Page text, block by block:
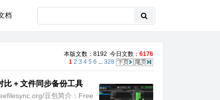
档
本版文数：8192 今日文数： 6176
1 2 3 4 5 6 ... 328
+ 文件同步备份工具
豆包简介：Free